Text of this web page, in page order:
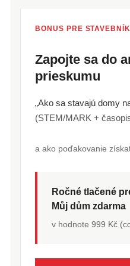
BONUS PRE
Zapojte sa do
prieskumu
„Ako sa stavajú domy
(STEM/MARK +
a ako poďakovanie
Ročné tlačené
Můj dům zdarma
v hodnote 999 Kč